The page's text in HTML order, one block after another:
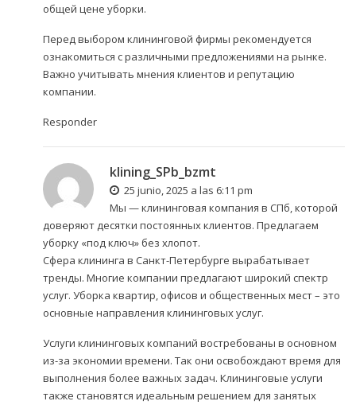
общей цене уборки.
Перед выбором клининговой фирмы рекомендуется
ознакомиться с различными предложениями на рынке.
Важно учитывать мнения клиентов и репутацию
компании.
Responder
klining_SPb_bzmt
25 junio, 2025 a las 6:11 pm
Мы —клининговая компания в СПб, которой
доверяют десятки постоянных клиентов. Предлагаем
уборку «под ключ» без хлопот.
Сфера клининга в Санкт-Петербурге вырабатывает
тренды. Многие компании предлагают широкий спектр
услуг. Уборка квартир, офисов и общественных мест – это
основные направления клининговых услуг.
Услуги клининговых компаний востребованы в основном
из-за экономии времени. Так они освобождают время для
выполнения более важных задач. Клининговые услуги
также становятся идеальным решением для занятых